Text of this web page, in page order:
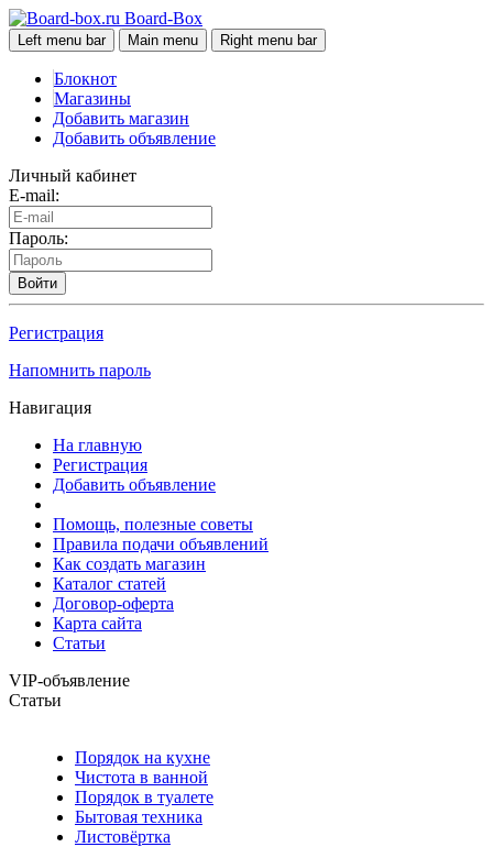
Board-Box
Left menu bar Main menu Right menu bar
Блокнот
Магазины
Добавить магазин
Добавить объявление
Личный кабинет
E-mail:
Пароль:
Войти
Регистрация
Напомнить пароль
Навигация
На главную
Регистрация
Добавить объявление
Помощь, полезные советы
Правила подачи объявлений
Как создать магазин
Каталог статей
Договор-оферта
Карта сайта
Статьи
VIP-объявление
Статьи
Порядок на кухне
Чистота в ванной
Порядок в туалете
Бытовая техника
Листовёртка